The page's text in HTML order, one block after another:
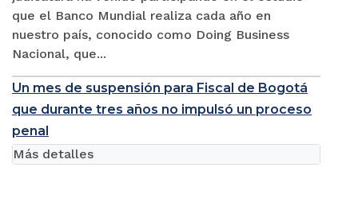
que el Banco Mundial realiza cada año en
nuestro país, conocido como Doing Business
Nacional, que...
Un mes de suspensión para Fiscal de Bogotá
que durante tres años no impulsó un proceso
penal
Más detalles